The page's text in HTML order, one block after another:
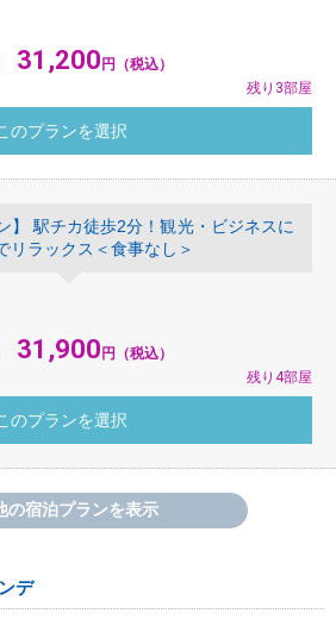
31,200円（税込）
残り3部屋
】 駅チカ徒歩2分！観光・ビジネスに
リラックス＜食事なし＞
31,900円（税込）
残り4部屋
の宿泊プランを表示
デ